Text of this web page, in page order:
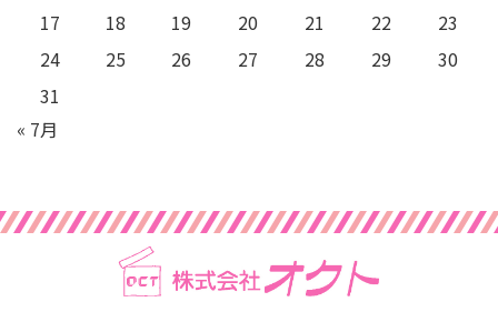
17
18 19 20 21 22
23
24
25 26 27 28 29
30
31
« 7月